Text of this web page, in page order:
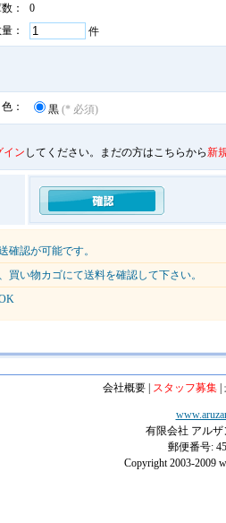
：
0
：
件
色： 黒 (* 必須)
イン してください。まだの方はこちらから新
確認が可能です。
買い物カゴにて送料を確認して下さい。
会社概要| スタッフ募集|
有限会社 アルザ
郵便番号:
Copyright 2003-2009